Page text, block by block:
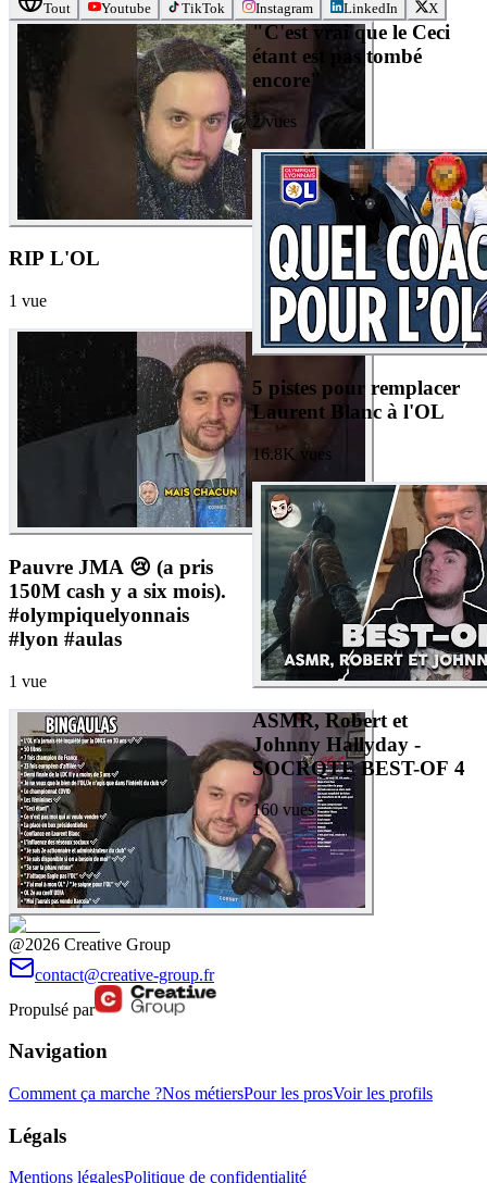
Tout Youtube TikTok Instagram LinkedIn X
RIP L'OL
1 vue
Pauvre JMA 😢 (a pris
150M cash y a six mois).
#olympiquelyonnais
#lyon #aulas
1 vue
"C'est vrai que le Ceci
étant est pas tombé
encore"
2 vues
5 pistes pour remplacer
Laurent Blanc à l'OL
16.8K vues
ASMR, Robert et
Johnny Hallyday -
SOCRQTE BEST-OF 4
160 vues
@2026 Creative Group
contact@creative-group.fr
Propulsé par
Navigation
Comment ça marche ?Nos métiersPour les prosVoir les profils
Légals
Mentions légalesPolitique de confidentialité